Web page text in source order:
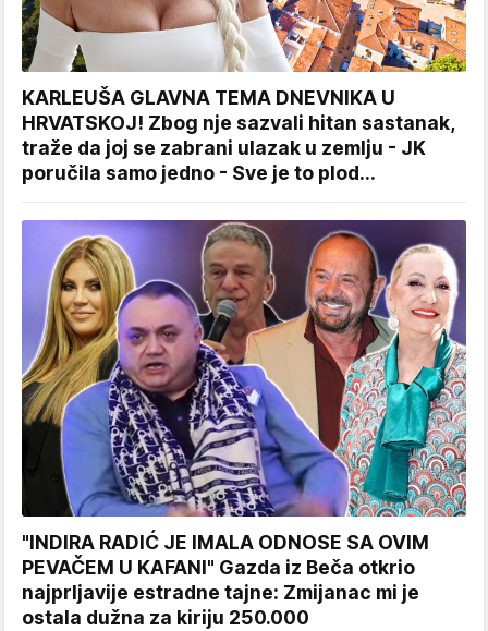
KARLEUŠA GLAVNA TEMA DNEVNIKA U
HRVATSKOJ! Zbog nje sazvali hitan sastanak,
traže da joj se zabrani ulazak u zemlju - JK
poručila samo jedno - Sve je to plod...
"INDIRA RADIĆ JE IMALA ODNOSE SA OVIM
PEVAČEM U KAFANI" Gazda iz Beča otkrio
najprljavije estradne tajne: Zmijanac mi je
ostala dužna za kiriju 250.000